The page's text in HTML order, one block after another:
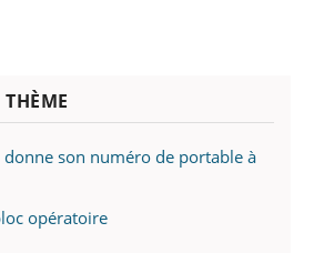
son numéro de portable à
opératoire